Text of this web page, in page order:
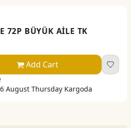
72P BÜYÜK AİLE TK
Add Cart
August Thursday Kargoda